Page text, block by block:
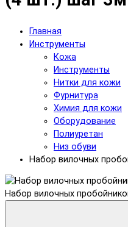
Главная
Инструменты
Кожа
Инструменты
Нитки для кожи
Фурнитура
Химия для кожи
Оборудование
Полиуретан
Низ обуви
Набор вилочных
Набор вилочных